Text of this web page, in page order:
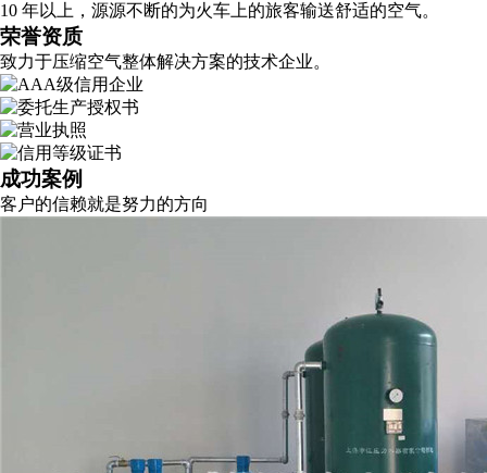
10 年以上，源源不断的为火车上的旅客输送舒适的空气。
荣誉资质
致力于压缩空气整体解决方案的技术企业。
成功案例
客户的信赖就是努力的方向